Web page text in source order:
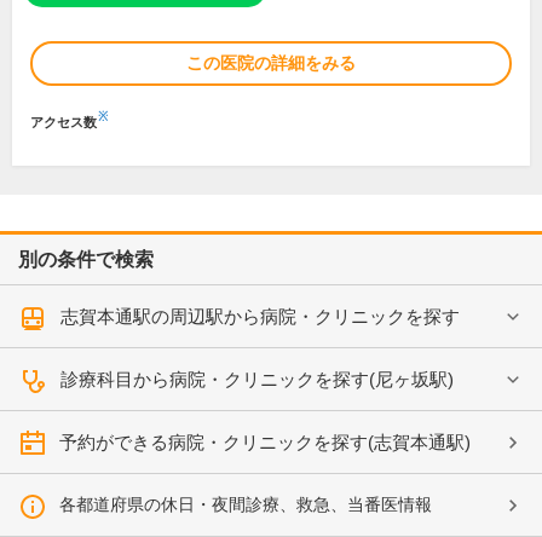
この医院の詳細をみる
アクセス数※
別の条件で検索
志賀本通駅の周辺駅から病院・クリニックを探す
診療科目から病院・クリニックを探す(尼ヶ坂駅)
予約ができる病院・クリニックを探す(志賀本通駅)
各都道府県の休日・夜間診療、救急、当番医情報